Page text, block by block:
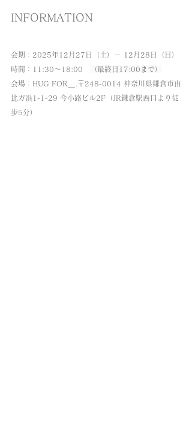
INFORMATION
会期：2025年12月27日（土）－ 12月28日（日）
時間：11:30〜18:00
（最終日17:00まで）
会場：HUG FOR＿.〒248-0014 神奈川県鎌倉市由
比ガ浜1-1-29 今小路ビル2F（JR鎌倉駅西口より徒
歩5分）